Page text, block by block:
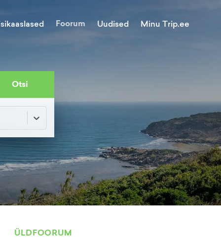
Foorum Uudised Minu Trip.ee
Otsi
ÜLDFOORUM